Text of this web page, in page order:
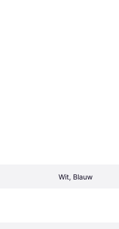
Wit, Blauw